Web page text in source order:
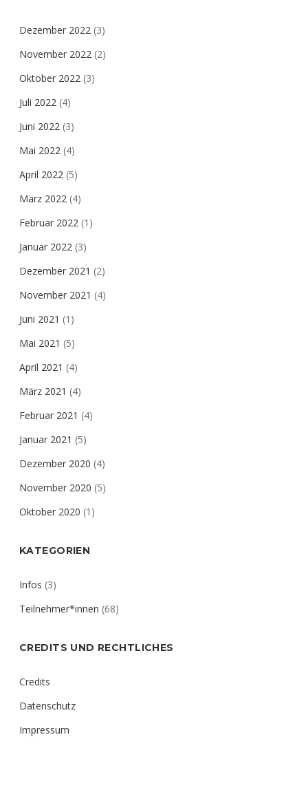
Dezember 2022 (3)
November 2022 (2)
Oktober 2022 (3)
Juli 2022 (4)
Juni 2022 (3)
Mai 2022 (4)
April 2022 (5)
März 2022 (4)
Februar 2022 (1)
Januar 2022 (3)
Dezember 2021 (2)
November 2021 (4)
Juni 2021 (1)
Mai 2021 (5)
April 2021 (4)
März 2021 (4)
Februar 2021 (4)
Januar 2021 (5)
Dezember 2020 (4)
November 2020 (5)
Oktober 2020 (1)
KATEGORIEN
Infos (3)
Teilnehmer*innen (68)
CREDITS UND RECHTLICHES
Credits
Datenschutz
Impressum